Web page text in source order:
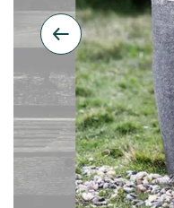
Tilbehør
Inspiration
Køb gavekort
Inspiration
Galleri